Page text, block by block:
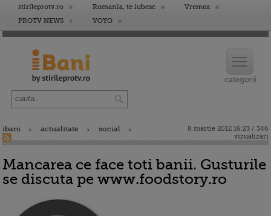
stirileprotv.ro Romania, te iubesc
Vremea
PROTV NEWS
VOYO
ibani actualitate social
8 martie 2012 16:23 / 346
vizualizari
Mancarea ce face toti banii. Gusturile
se discuta pe www.foodstory.ro